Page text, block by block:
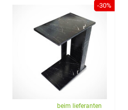
-30%
beim lieferanten